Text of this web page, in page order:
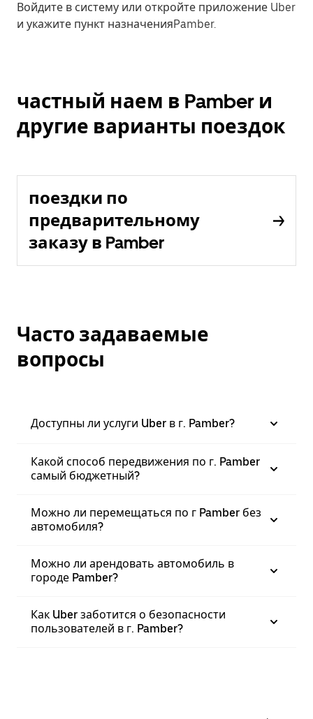
Войдите в систему или откройте приложение Uber
и укажите пункт назначенияPamber.
частный наем в Pamber и
другие варианты поездок
поездки по
предварительному
заказу в Pamber
Часто задаваемые
вопросы
Доступны ли услуги Uber в г. Pamber?
Какой способ передвижения по г. Pamber
самый бюджетный?
Можно ли перемещаться по г Pamber без
автомобиля?
Можно ли арендовать автомобиль в
городе Pamber?
Как Uber заботится о безопасности
пользователей в г. Pamber?